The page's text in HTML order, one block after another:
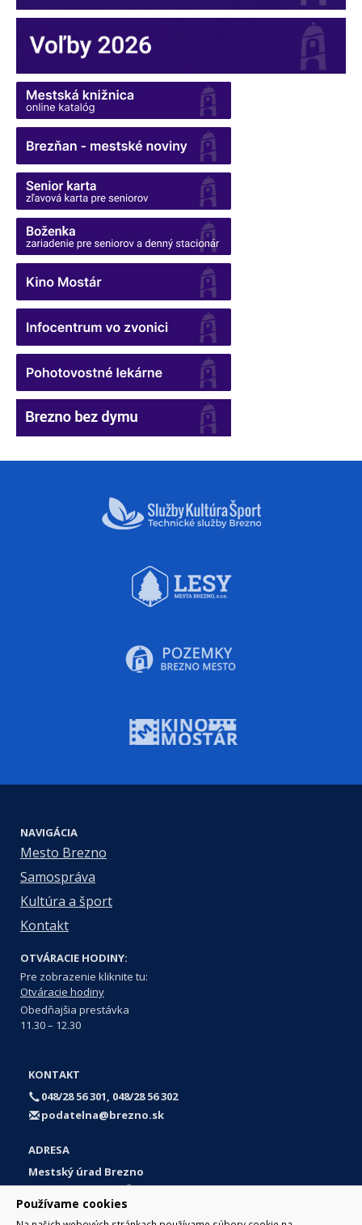
Používame cookies
NAVIGÁCIA
Mesto Brezno
Samospráva
Kultúra a šport
Kontakt
OTVÁRACIE HODINY:
Pre zobrazenie kliknite tu:
Otváracie hodiny
Obedňajšia prestávka
11.30 – 12.30
KONTAKT
048/28 56 301, 048/28 56 302
podatelna@brezno.sk
ADRESA
Mestský úrad Brezno
Námestie gen. M. R. Štefánika 1
977 01 Brezno